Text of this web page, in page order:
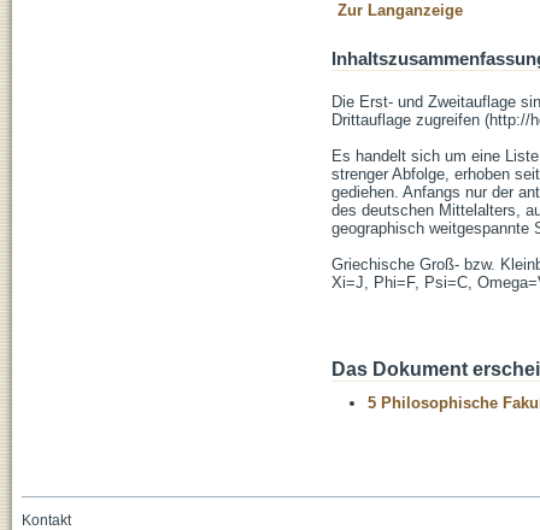
Zur Langanzeige
Die Erst- und Zweitauflage
Drittauflage zugreifen (http://
Es handelt sich um eine
strenger Abfolge, erhoben
gediehen. Anfangs nur der
des deutschen Mittelalters,
geographisch weitgespannte
Griechische Groß- bzw.
Xi=J, Phi=F, Psi=C,
Das Dokument
5 Philosophische
Kontakt